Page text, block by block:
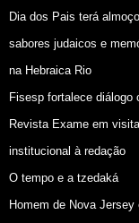
Dia dos Pais terá
sabores judaicos e
na Hebraica Rio
Fisesp fortalece diálogo
Revista Exame em visita
institucional à redação
O tempo e a tzedaká
Homem de Nova Jersey